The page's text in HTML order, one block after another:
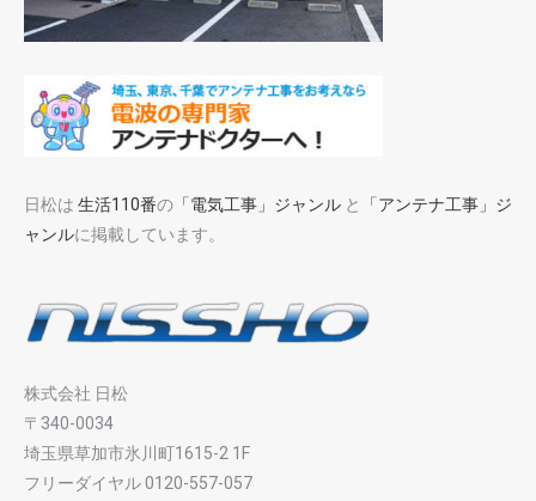
日松は 生活110番の 「電気工事」ジャンル と
「アンテナ工事」ジ
ャンルに掲載しています。
株式会社 日松
〒340-0034
埼玉県草加市氷川町1615-2 1F
フリーダイヤル 0120-557-057